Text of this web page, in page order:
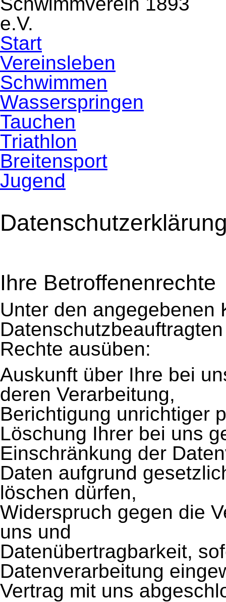
Navigation
überspringen
Start
Vereinsleben
Schwimmen
Wasserspringen
Tauchen
Triathlon
Breitensport
Jugend
Ihre Betroffenenrechte
Unter den angegebenen
Rechte ausüben:
Auskunft über Ihre bei
deren Verarbeitung,
Berichtigung unrichtiger
Löschung Ihrer bei uns
Einschränkung der
Daten aufgrund
löschen dürfen,
Widerspruch gegen die
uns und
Datenübertragbarkeit,
Datenverarbeitung
Vertrag mit uns